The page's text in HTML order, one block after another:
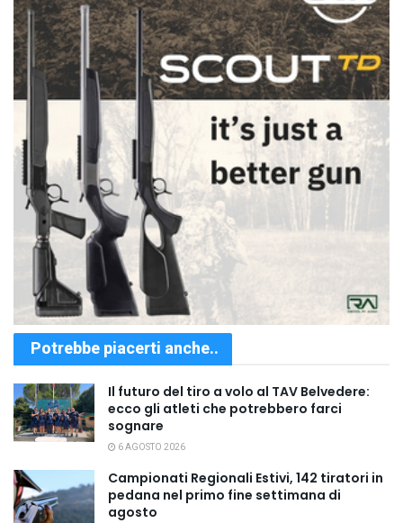
Potrebbe piacerti anche..
Il futuro del tiro a volo al TAV Belvedere:
ecco gli atleti che potrebbero farci
sognare
6 AGOSTO 2026
Campionati Regionali Estivi, 142 tiratori in
pedana nel primo fine settimana di
agosto